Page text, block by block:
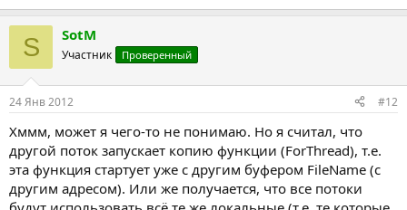
S SotM
Участник Проверенный
24 Янв 2012 #12
Хммм, может я чего-то не понимаю. Но я считал, что
другой поток запускает копию функции (ForThread), т.е.
эта функция стартует уже с другим буфером FileName (с
другим адресом). Или же получается, что все потоки